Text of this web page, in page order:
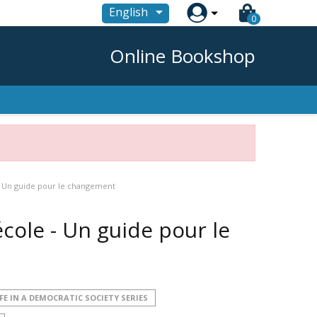
English  0
Online Bookshop
guide pour le changement
- Un guide pour le
IN A DEMOCRATIC SOCIETY SERIES